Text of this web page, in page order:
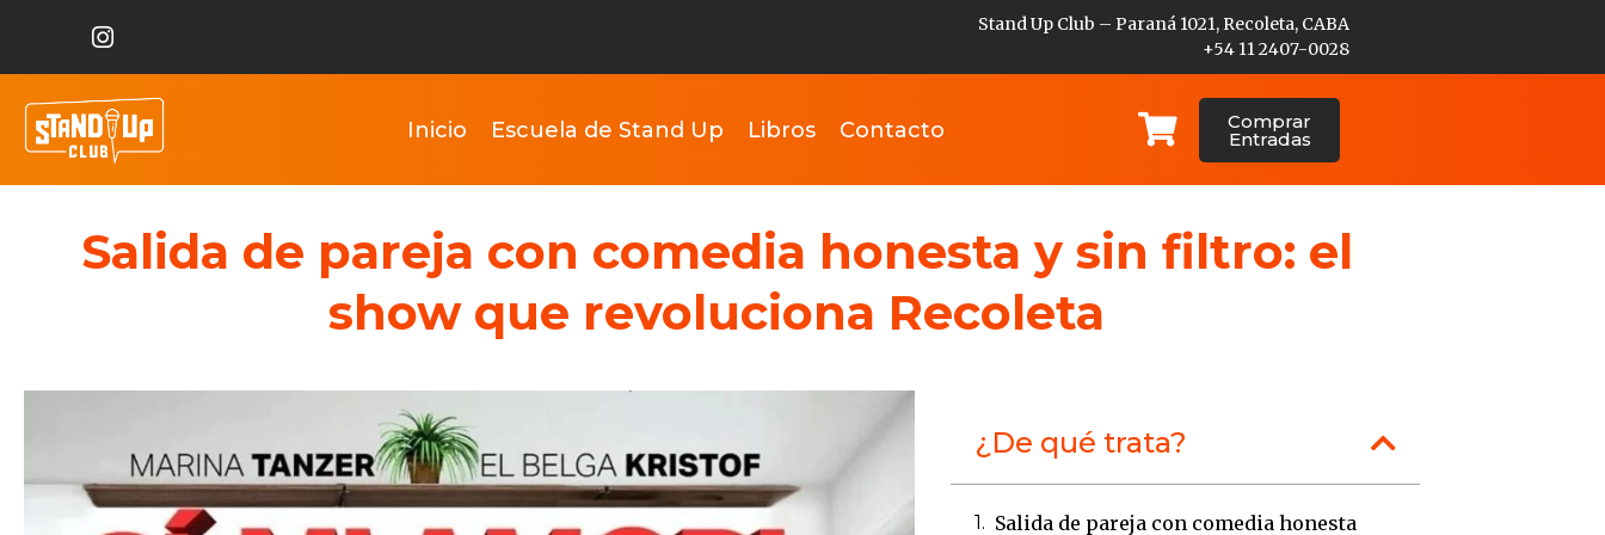
Stand Up Club – Paraná 1021, Recoleta, CABA
+54 11 2407-0028
Inicio Escuela de Stand Up Libros Contacto Comprar
Entradas
Salida de pareja con comedia honesta y sin filtro: el
show que revoluciona Recoleta
¿De qué trata?
Salida de pareja con comedia honesta